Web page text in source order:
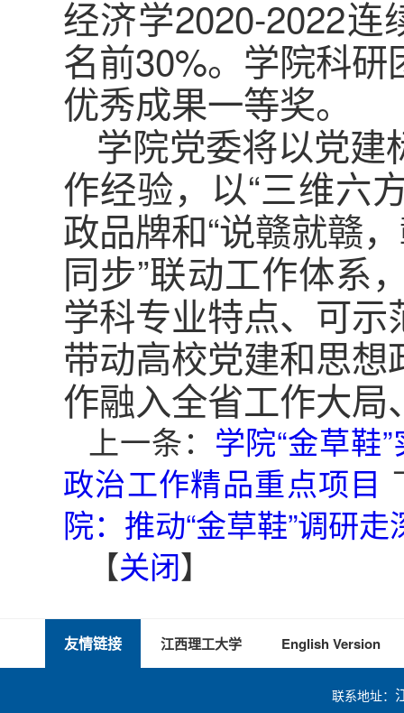
经济学2020-2022
名前30%。学院科
优秀成果一等奖。
学院党委将以党建
作经验，以“三维六
政品牌和“说赣就赣
同步”联动工作体系
学科专业特点、可
带动高校党建和思
作融入全省工作大
上一条： 学院“金草鞋
政治工作精品重点项目
院：推动“金草鞋”调研走
【关闭】
友情链接 江西理工大学 English Version
联系地址：